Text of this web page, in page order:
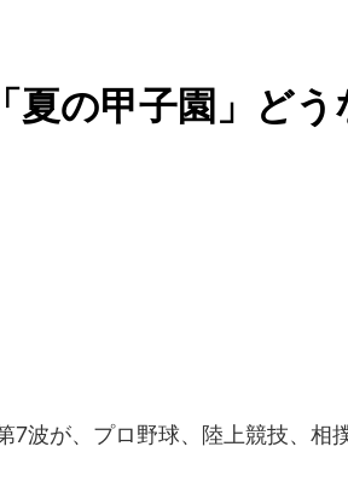
夏の甲子園」ど
7波が、プロ野球、陸上競技、相